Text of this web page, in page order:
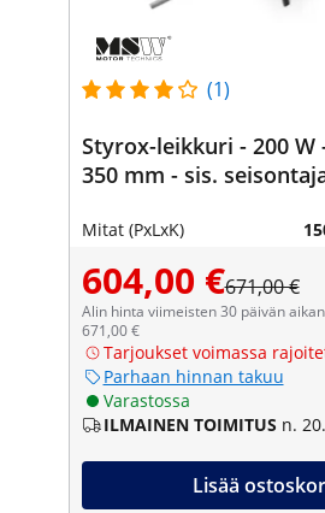
(1)
Styrox-leikkuri - 200 W
350 mm - sis.
Mitat (PxLxK)
604,00 €671,00 €
Alin hinta viimeisten 30 päivän
671,00 €
Tarjoukset voimassa
Parhaan hinnan takuu
Varastossa
ILMAINEN TOIMITUS n.
Lisää